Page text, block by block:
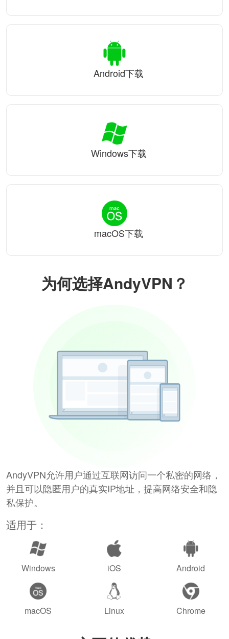
为何选择AndyVPN？
AndyVPN允许用户通过互联网访问一个私密的网络，
并且可以隐匿用户的真实IP地址，提高网络安全和隐
私保护。
适用于：
Windows iOS Android
macOS Linux Chrome
Android下载
Windows下载
macOS下载